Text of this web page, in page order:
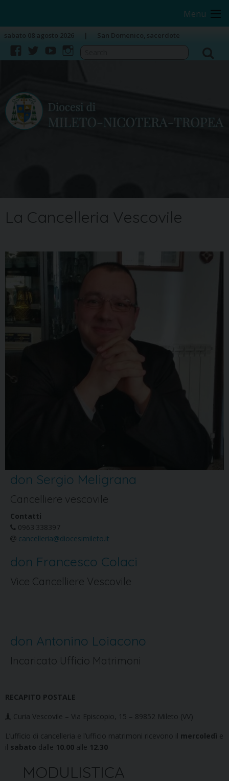
content
Menu
sabato 08 agosto 2026 San Domenico, sacerdote
facebook
twitteryoutubeinstagram
La Cancelleria Vescovile
don Sergio Meligrana
Cancelliere vescovile
Contatti
0963.338397
cancelleria@diocesimileto.it
don Francesco Colaci
Vice Cancelliere Vescovile
don Antonino Loiacono
Incaricato Ufficio Matrimoni
RECAPITO POSTALE
Curia Vescovile – Via Episcopio, 15 – 89852 Mileto (VV)
L’ufficio di cancelleria e l’ufficio matrimoni ricevono il mercoledì e
il sabato dalle 10.00 alle 12.30
MODULISTICA